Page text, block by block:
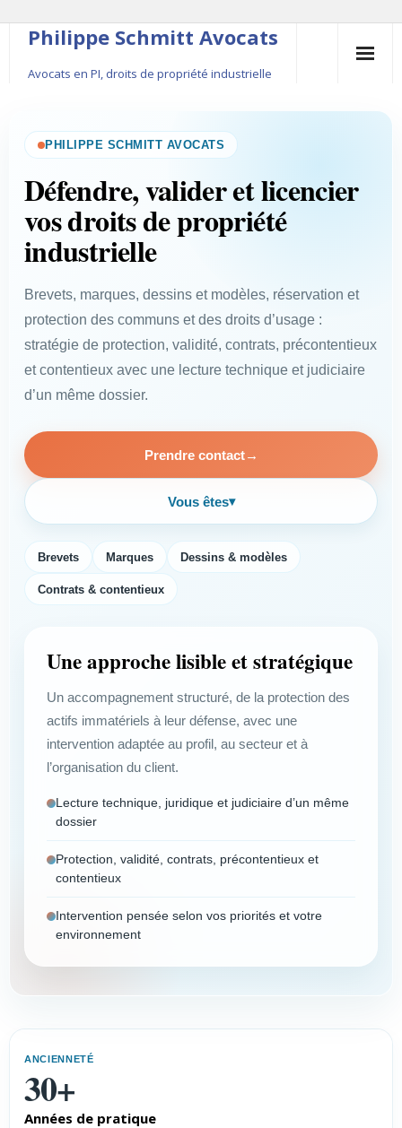
Philippe Schmitt Avocats
Avocats en PI, droits de propriété industrielle
54
Le fondateur
Publications
Actualité
PHILIPPE SCHMITT AVOCATS
Défendre, valider et licencier
vos droits de propriété
industrielle
Brevets, marques, dessins et modèles, réservation et
protection des communs et des droits d’usage :
stratégie de protection, validité, contrats, précontentieux
et contentieux avec une lecture technique et judiciaire
d’un même dossier.
Prendre contact→
Vous êtes▾
Brevets Marques Dessins & modèles
Contrats & contentieux
Une approche lisible et stratégique
Un accompagnement structuré, de la protection des
actifs immatériels à leur défense, avec une
intervention adaptée au profil, au secteur et à
l’organisation du client.
Lecture technique, juridique et judiciaire d’un même
dossier
Protection, validité, contrats, précontentieux et
contentieux
Intervention pensée selon vos priorités et votre
environnement
immédiat et accéder à la page dédiée.
PROFIL
ANCIENNETÉ
30+
Années de pratique